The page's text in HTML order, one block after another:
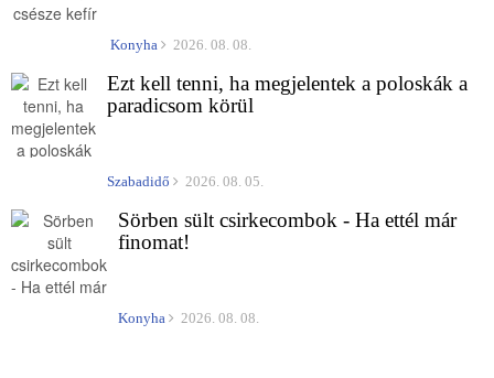
Konyha 2026. 08. 08.
Ezt kell tenni, ha megjelentek a poloskák a
paradicsom körül
Szabadidő 2026. 08. 05.
Sörben sült csirkecombok - Ha ettél már
finomat!
Konyha 2026. 08. 08.